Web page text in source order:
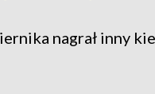
nagrał inny